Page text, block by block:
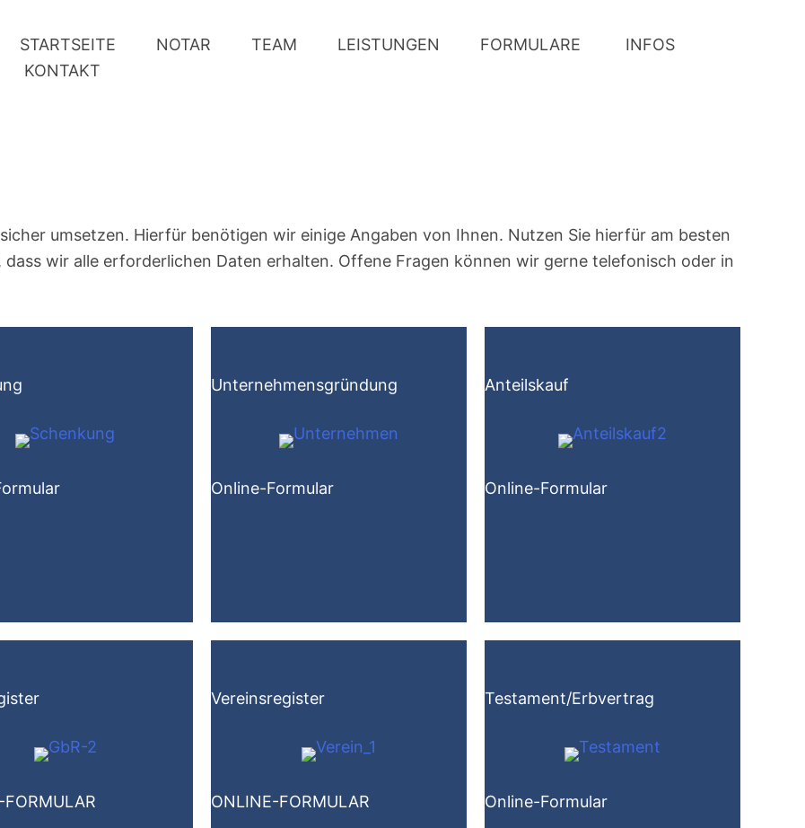
STARTSEITE NOTAR TEAM LEISTUNGEN FORMULARE
INFOS
KONTAKT
umsetzen. Hierfür benötigen wir einige Angaben von Ihnen. Nutzen Sie hierfür am besten
wir alle erforderlichen Daten erhalten. Offene Fragen können wir gerne telefonisch oder in
Unternehmensgründung
Online-Formular
Anteilskauf
Online-Formular
Vereinsregister
ONLINE-FORMULAR
Testament/Erbvertrag
Online-Formular